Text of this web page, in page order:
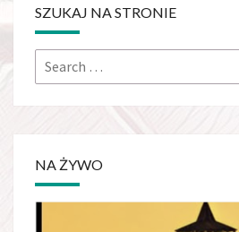
SZUKAJ NA STRONIE
Search
for:
NA ŻYWO